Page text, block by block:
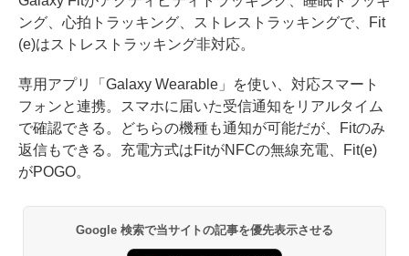
ング、心拍トラッキング、ストレストラッキングで、Fit
(e)はストレストラッキング非対応。
専用アプリ「Galaxy Wearable」を使い、対応スマート
フォンと連携。スマホに届いた受信通知をリアルタイム
で確認できる。どちらの機種も通知が可能だが、Fitのみ
返信もできる。充電方式はFitがNFCの無線充電、Fit(e)
がPOGO。
Google 検索で当サイトの記事を優先表示させる